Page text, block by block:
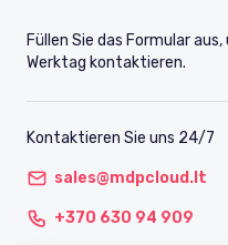
Füllen Sie das Formular
Werktag kontaktieren.
Kontaktieren Sie uns 24/7
sales@mdpcloud.lt
+370 630 94 909